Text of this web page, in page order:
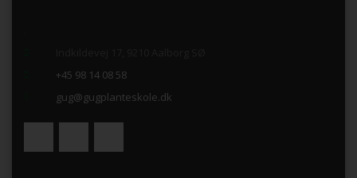
+45 98 14 08 58
gug@gugplanteskole.dk